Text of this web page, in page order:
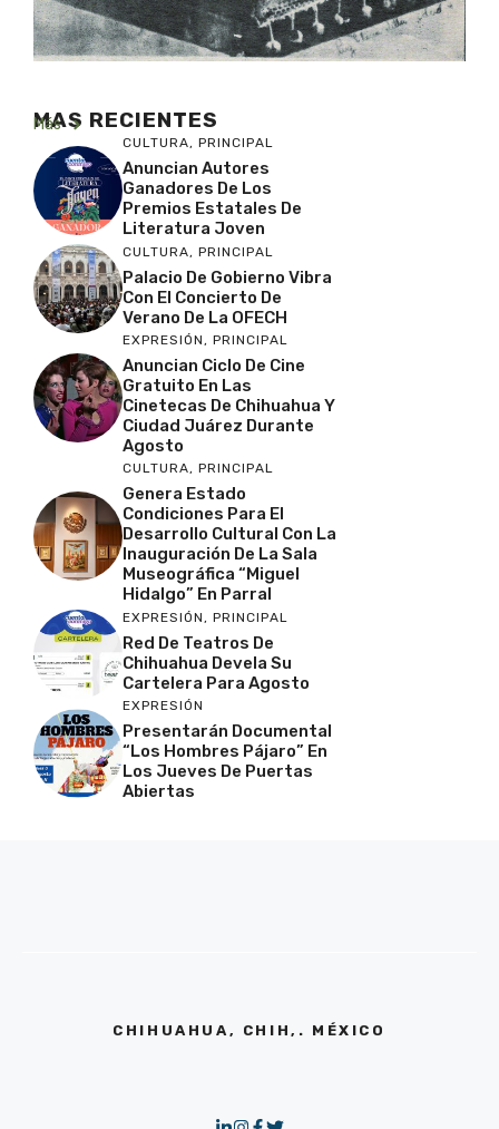
MAS RECIENTES
Más
CULTURA, PRINCIPAL
Anuncian Autores
Ganadores De Los
Premios Estatales De
Literatura Joven
CULTURA, PRINCIPAL
Palacio De Gobierno Vibra
Con El Concierto De
Verano De La OFECH
EXPRESIÓN, PRINCIPAL
Anuncian Ciclo De Cine
Gratuito En Las
Cinetecas De Chihuahua Y
Ciudad Juárez Durante
Agosto
CULTURA, PRINCIPAL
Genera Estado
Condiciones Para El
Desarrollo Cultural Con La
Inauguración De La Sala
Museográfica “Miguel
Hidalgo” En Parral
EXPRESIÓN, PRINCIPAL
Red De Teatros De
Chihuahua Devela Su
Cartelera Para Agosto
EXPRESIÓN
Presentarán Documental
“Los Hombres Pájaro” En
Los Jueves De Puertas
Abiertas
CHIHUAHUA, CHIH,. MÉXICO